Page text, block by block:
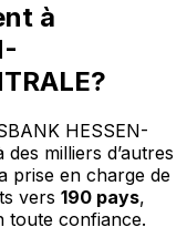
à
HESSEN-
milliers d’autres
prise en charge de
vers 190 pays,
toute confiance.